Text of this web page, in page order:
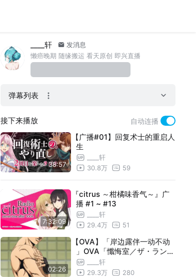
____轩
发消息
懒癌晚期 随缘搬运 看天原创 即兴直播
弹幕列表
接下来播放 自动连播
38:57
【广播#01】回复术士的重启人
生
____轩
30.8万
59
7:32:09
『citrus ～柑橘味香气～』广
播 #1 ~ #13
____轩
29.4万
51
02:26
【OVA】「岸边露伴一动不动
」OVA「懺悔室／ザ・ラン」
新PV ____轩
29.3万
280